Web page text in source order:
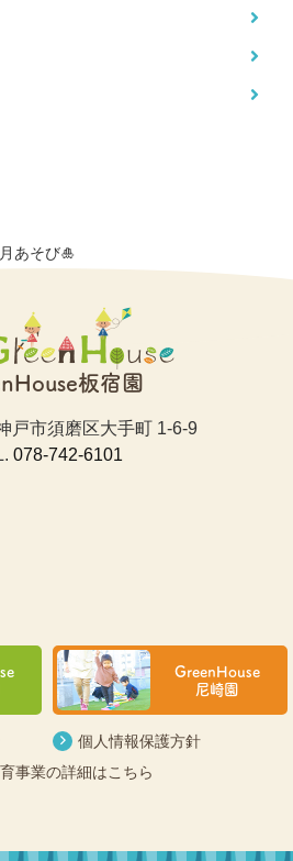
あそび🎍
板宿園
戸市須磨区大手町 1-6-9
078-742-6101
GreenHouse
尼崎園
個人情報保護方針
事業の詳細はこちら